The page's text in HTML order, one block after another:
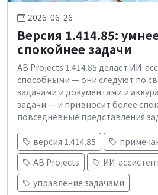
2026-06-26
Версия 1.414.85:
спокойнее задачи
AB Projects 1.414.85 делает ИИ-
способными — они следуют по
задачами и документами и
задачи — и привносит более
повседневные представления
версия 1.414.85
AB Projects
ИИ-
управление задачами